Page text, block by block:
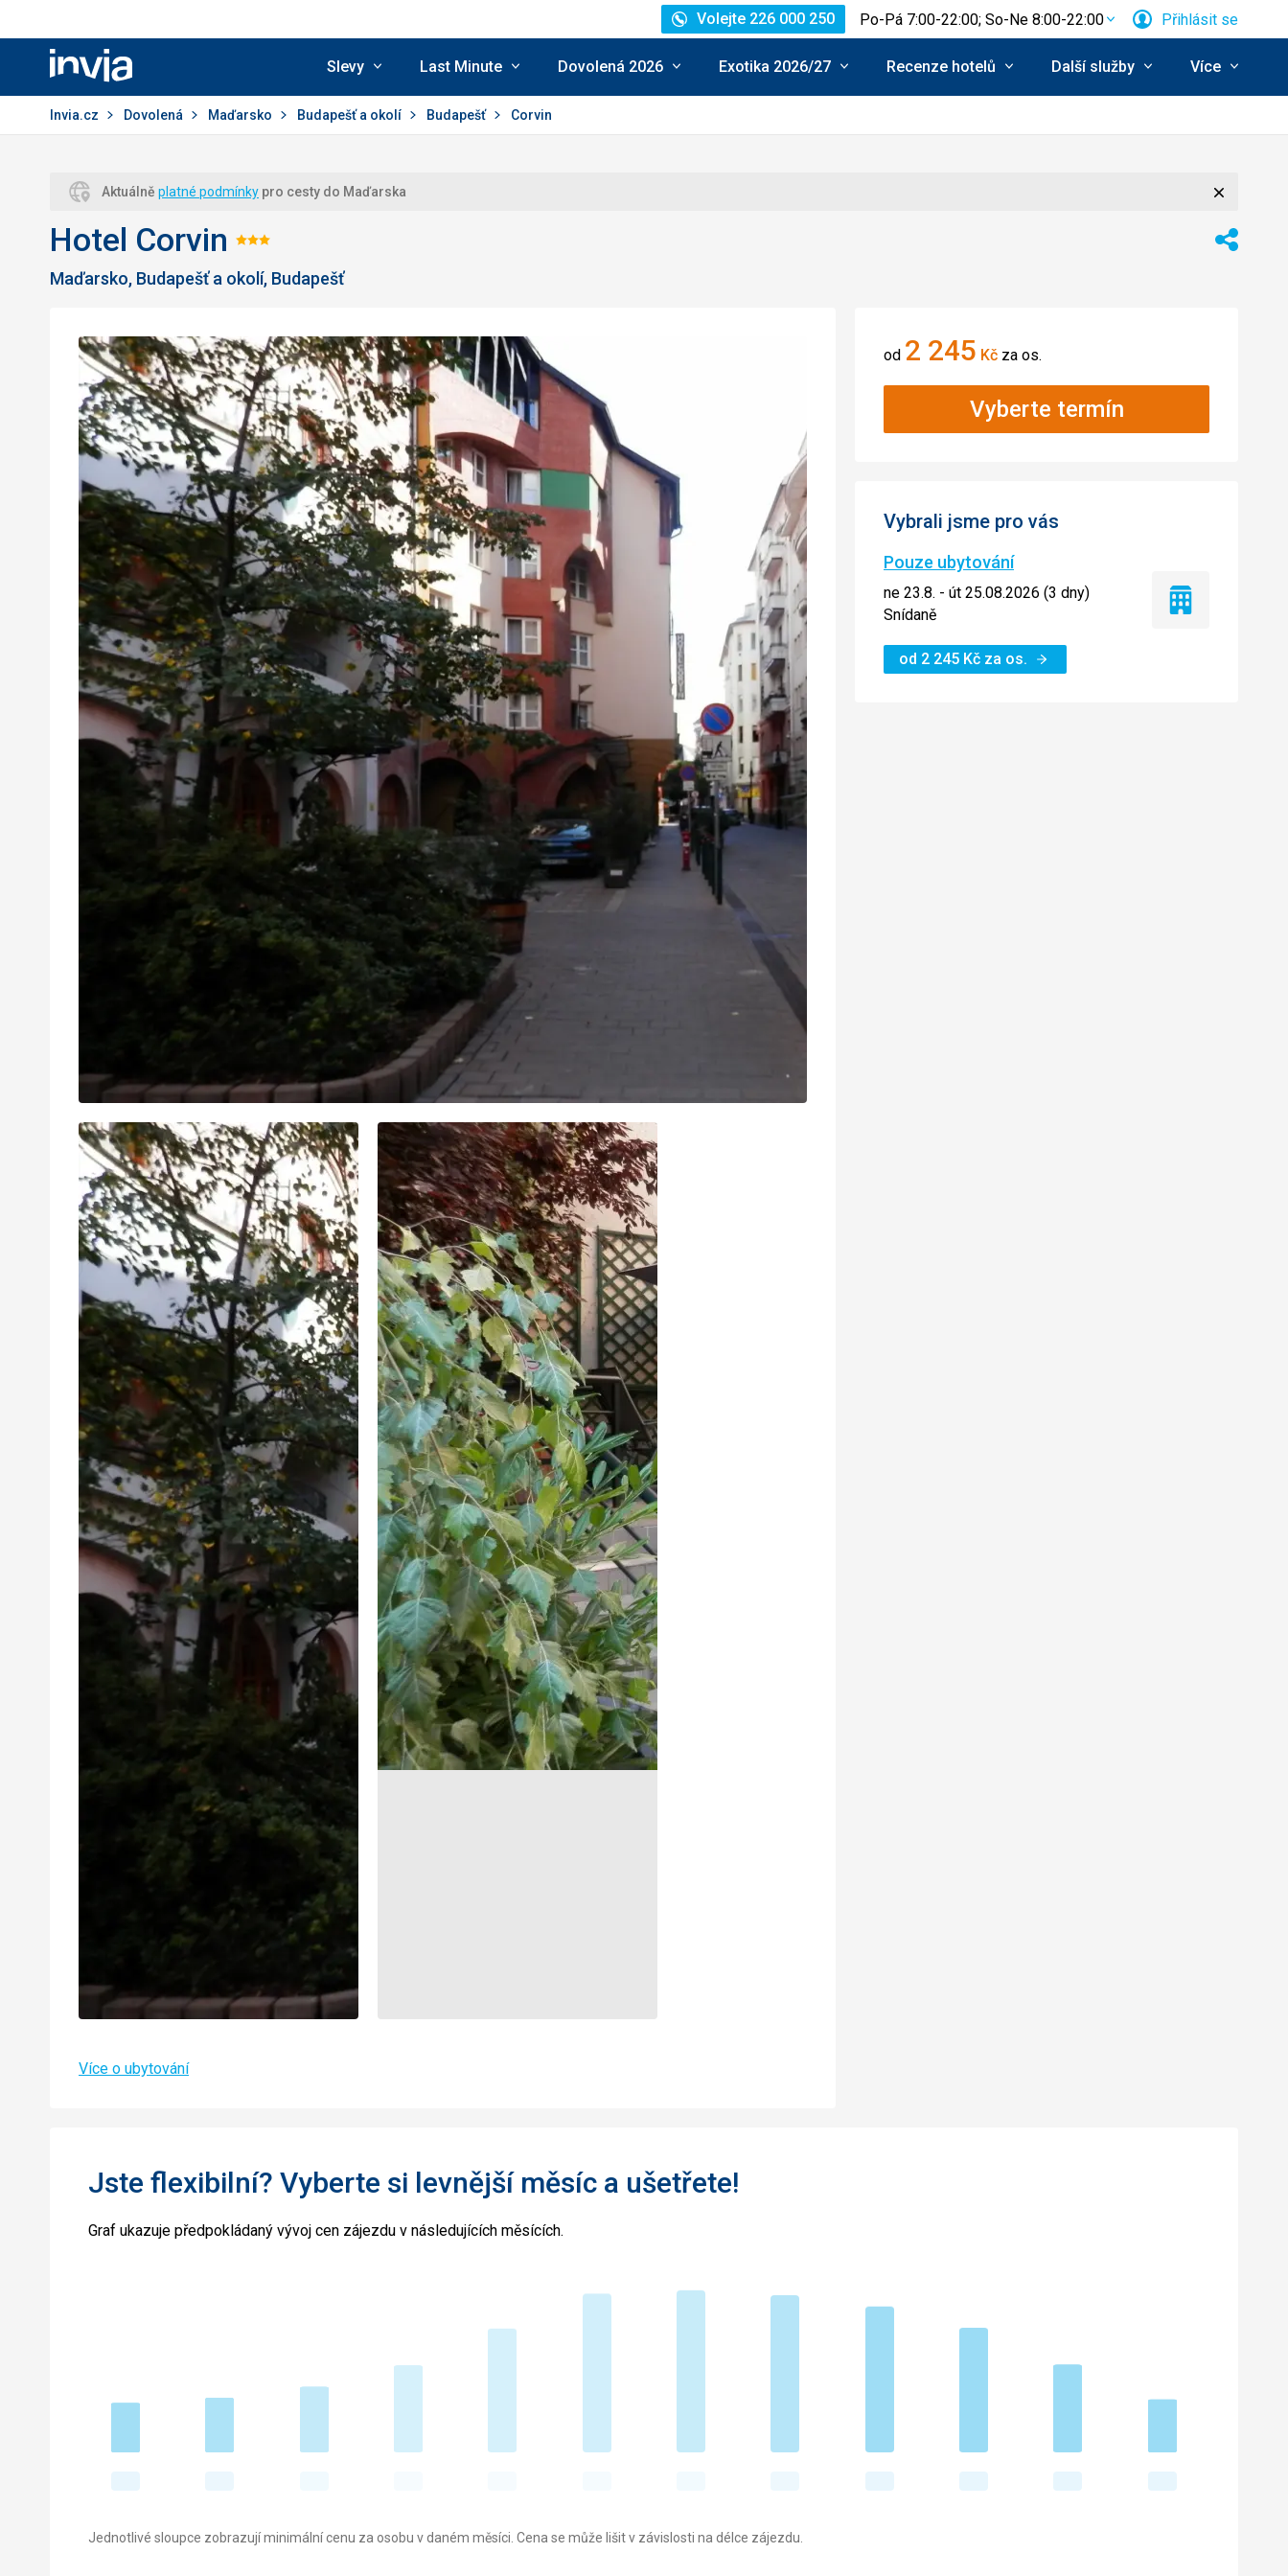
Invia.cz
Volejte 226 000 250 Po-Pá 7:00-22:00; So-Ne 8:00-22:00 Přihlásit se
Slevy Last Minute Dovolená 2026 Exotika 2026/27 Recenze hotelů Další služby Více
Invia.cz Dovolená Maďarsko Budapešť a okolí Budapešť Corvin
Aktuálně platné podmínky pro cesty do Maďarska
Hotel Corvin Hodnocení:
3/5
Maďarsko, Budapešť a okolí, Budapešť
Sdílet
Více o ubytování
od 2 245 Kč za os.
Vyberte termín
Vybrali jsme pro vás
Pouze ubytování
ne 23.8. - út 25.08.2026 (3 dny)
Snídaně
od 2 245 Kč za os.
Pouze
Jste flexibilní? Vyberte si levnější měsíc a ušetřete!
Graf ukazuje předpokládaný vývoj cen zájezdu v následujících měsících.
Jednotlivé sloupce zobrazují minimální cenu za osobu v daném měsíci. Cena se může lišit v závislosti na délce zájezdu.